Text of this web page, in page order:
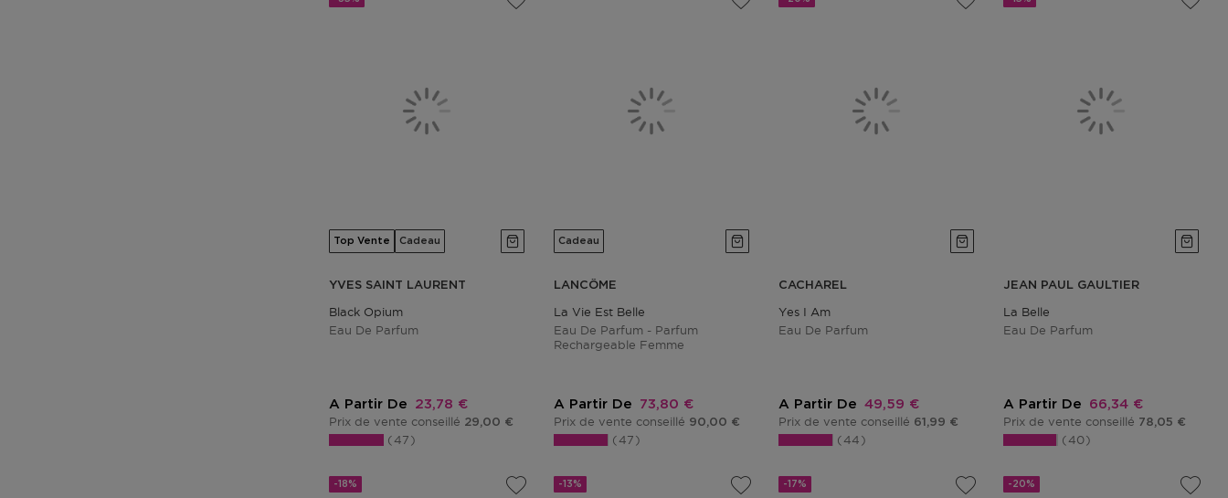
Top Vente Cadeau
YVES SAINT LAURENT
Black Opium
Eau De Parfum
A Partir De Prix promotionnel
23,78 €
Prix de vente conseillé 29,00 €
47
Cadeau
LANCÔME
La Vie Est Belle
Eau De Parfum - Parfum
Rechargeable Femme
A Partir De Prix promotionnel
73,80 €
Prix de vente conseillé 90,00 €
47
CACHAREL
Yes I Am
Eau De Parfum
A Partir De Prix promotionnel
49,59 €
Prix de vente conseillé 61,99 €
44
JEAN PAUL GAULTIER
La Belle
Eau De Parfum
A Partir De Prix promotionnel
66,34 €
Prix de vente conseillé 78,05 €
40
-18% -13% -17% -20%